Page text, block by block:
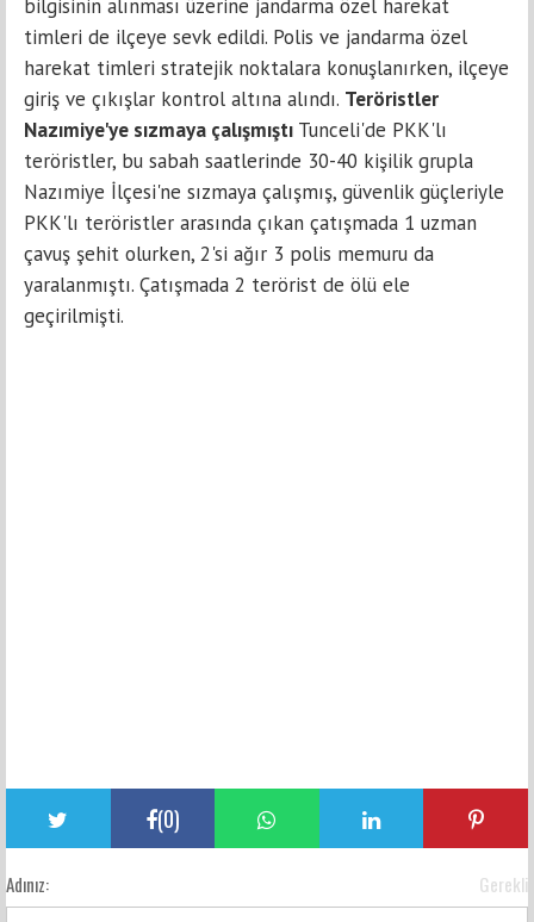
bilgisinin alınması üzerine jandarma özel harekat
timleri de ilçeye sevk edildi. Polis ve jandarma özel
harekat timleri stratejik noktalara konuşlanırken, ilçeye
giriş ve çıkışlar kontrol altına alındı. Teröristler
Nazımiye'ye sızmaya çalışmıştı Tunceli'de PKK'lı
teröristler, bu sabah saatlerinde 30-40 kişilik grupla
Nazımiye İlçesi'ne sızmaya çalışmış, güvenlik güçleriyle
PKK'lı teröristler arasında çıkan çatışmada 1 uzman
çavuş şehit olurken, 2'si ağır 3 polis memuru da
yaralanmıştı. Çatışmada 2 terörist de ölü ele
geçirilmişti.
(0)
Adınız: Gerekli